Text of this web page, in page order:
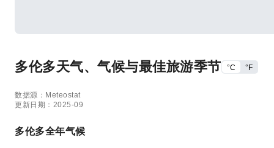
多伦多天气、气候与最佳旅游季节 °C °F
数据源：Meteostat
更新日期：2025-09
多伦多全年气候